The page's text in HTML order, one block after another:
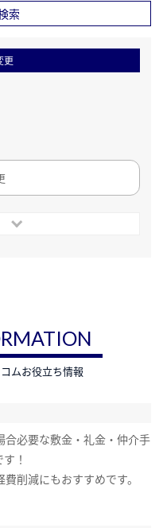
索
更
ムお役立ち情報
合必要な敷金・礼金・仲介手
！
削減にもおすすめです。